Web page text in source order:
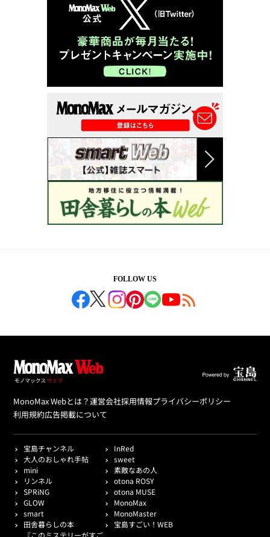
FOLLOW US
MonoMax Webとは？運営会社採用情報プライバシーポリシー
利用規約広告掲載について
宝島チャンネル
InRed
大人のおしゃれ手帖
sweet
mini
素敵なあの人
リンネル
otona ROSY
SPRiNG
otona MUSE
GLOW
MonoMax
smart
MonoMaster
田舎暮らしの本
宝島すごい！WEB
『このミステリーがすご